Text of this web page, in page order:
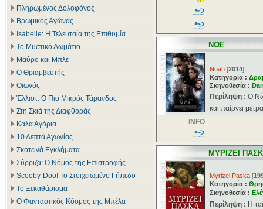
Πληρωμένος Δολοφόνος
Βρώμικος Αγώνας
Isabelle: Η Τελευταία της Επιθυμία
Το Μυστικό Δωμάτιο
Μαύρο και Μπλε
Ο Θριαμβευτής
Οιωνός
Έλλιοτ: Ο Πιο Μικρός Τάρανδος
Στη Σκιά της Διαφθοράς
Καλά Αγόρια
10 Λεπτά Αγωνίας
Σκοτεινά Εγκλήματα
Σύρριζα: Ο Νόμος της Επιστροφής
Scooby-Doo! Το Στοιχειωμένο Γήπεδο
Το Ξεκαθάρισμα
Ο Φανταστικός Κόσμος της Μπέλα
ΝΩΕ
Noah [2014]
Κατηγορία :
Σκηνοθεσία :
Περίληψη : Ο
και παίρνει
INFO
ΜΥΡΙΖΕΙ
Myrizei Paska [
Κατηγορία :
Σκηνοθεσία :
Περίληψη : Η